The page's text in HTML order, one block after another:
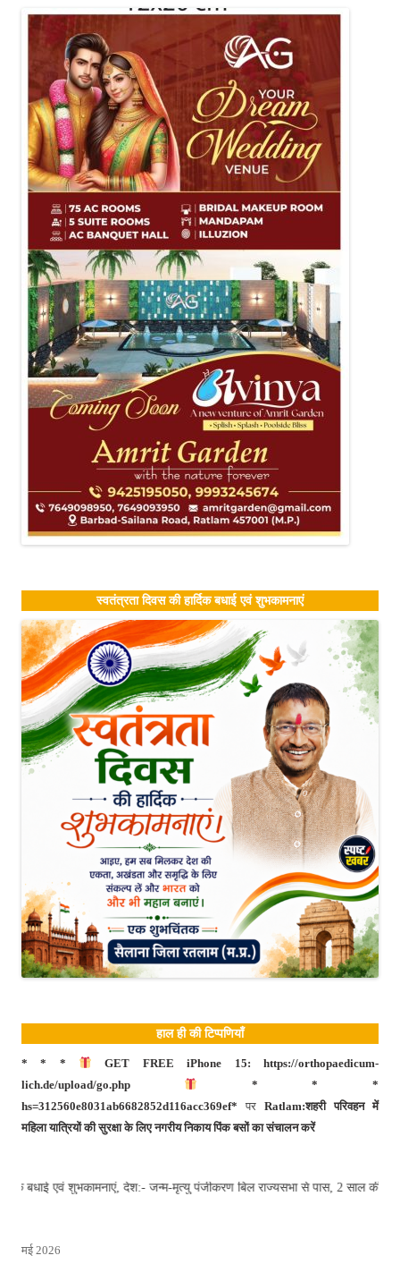
स्वतंत्रता दिवस की हार्दिक बधाई एवं शुभकामनाएं
हाल ही की टिप्पणियाँ
* * *
GET FREE iPhone 15: https://orthopaedicum-
lich.de/upload/go.php
* * *
hs=312560e8031ab6682852d116acc369ef* पर Ratlam:शहरी परिवहन में
महिला यात्रियों की सुरक्षा के लिए नगरीय निकाय पिंक बसों का संचालन करें
एवं शुभकामनाएं, देश:- जन्म-मृत्यु पंजीकरण बिल राज्यसभा से पास, 2 साल की देरी
मई 2026